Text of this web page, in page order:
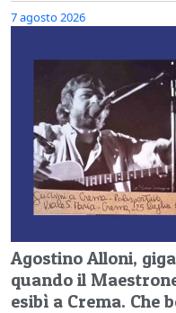
7 agosto 2026
Agostino Alloni,
quando il
esibì a Crema. Che